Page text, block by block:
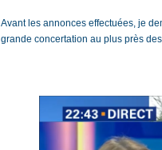
Avant les annonces effectuées, je
grande concertation au plus près